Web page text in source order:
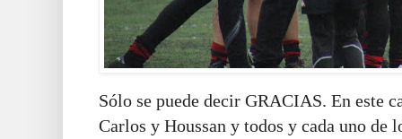
Sólo se puede decir GRACIAS. En este
Carlos y Houssan y todos y cada uno de